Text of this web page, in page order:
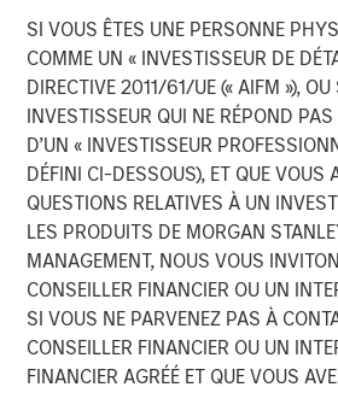
SI VOUS ÊTES UNE PERSONNE
COMME UN « INVESTISSEUR DE
DIRECTIVE 2011/61/UE (« AIFM »),
INVESTISSEUR QUI NE RÉPOND
D’UN « INVESTISSEUR
DÉFINI CI-DESSOUS), ET QUE VOUS
QUESTIONS RELATIVES À UN
LES PRODUITS DE MORGAN
MANAGEMENT, NOUS VOUS
CONSEILLER FINANCIER OU UN
SI VOUS NE PARVENEZ PAS À
CONSEILLER FINANCIER OU UN
FINANCIER AGRÉÉ ET QUE VOUS
Press Release to
Announcement
Section 14 para.
1 no. 2 of the
Securities
Takeover Act